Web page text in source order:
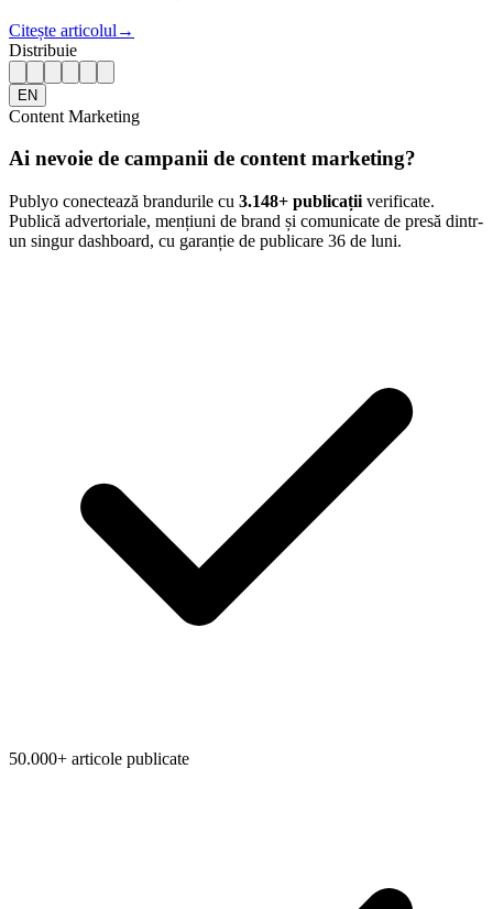
Citește articolul →
Distribuie
EN
Content Marketing
Ai nevoie de campanii de content marketing?
Publyo conectează brandurile cu 3.148+ publicații verificate.
Publică advertoriale, mențiuni de brand și comunicate de presă dintr-
un singur dashboard, cu garanție de publicare 36 de luni.
50.000+ articole publicate